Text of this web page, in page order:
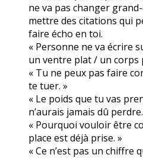
ne va pas changer
mettre des citations qui
faire écho en toi.
« Personne ne va écrire
un ventre plat / un corps
« Tu ne peux pas faire
te tuer. »
« Le poids que tu vas
n’aurais jamais dû
« Pourquoi vouloir être
place est déjà prise. »
« Ce n’est pas un chiffre